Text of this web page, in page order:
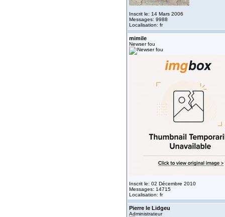
Inscrit le: 14 Mars 2006
Messages: 9988
Localisation: fr
mimile
Newser fou
Inscrit le: 02 Décembre 2010
Messages: 14715
Localisation: fr
Pierre le Lidgeu
Administrateur